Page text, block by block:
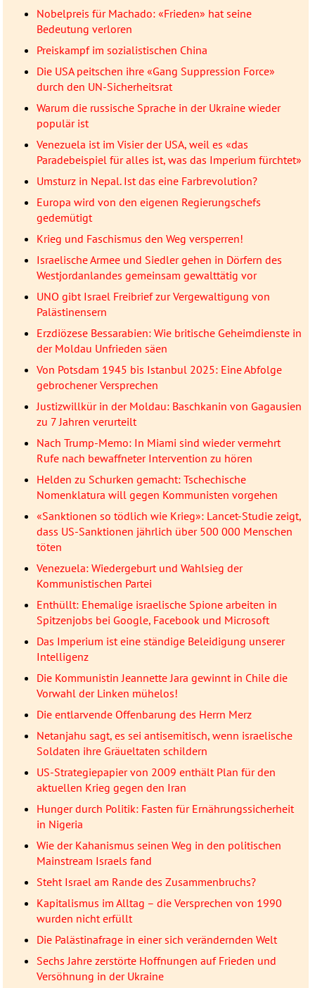
Nobelpreis für Machado: «Frieden» hat seine
Bedeutung verloren
Preiskampf im sozialistischen China
Die USA peitschen ihre «Gang Suppression Force»
durch den UN-Sicherheitsrat
Warum die russische Sprache in der Ukraine wieder
populär ist
Venezuela ist im Visier der USA, weil es «das
Paradebeispiel für alles ist, was das Imperium fürchtet»
Umsturz in Nepal. Ist das eine Farbrevolution?
Europa wird von den eigenen Regierungschefs
gedemütigt
Krieg und Faschismus den Weg versperren!
Israelische Armee und Siedler gehen in Dörfern des
Westjordanlandes gemeinsam gewalttätig vor
UNO gibt Israel Freibrief zur Vergewaltigung von
Palästinensern
Erzdiözese Bessarabien: Wie britische Geheimdienste in
der Moldau Unfrieden säen
Von Potsdam 1945 bis Istanbul 2025: Eine Abfolge
gebrochener Versprechen
Justizwillkür in der Moldau: Baschkanin von Gagausien
zu 7 Jahren verurteilt
Nach Trump-Memo: In Miami sind wieder vermehrt
Rufe nach bewaffneter Intervention zu hören
Helden zu Schurken gemacht: Tschechische
Nomenklatura will gegen Kommunisten vorgehen
«Sanktionen so tödlich wie Krieg»: Lancet-Studie zeigt,
dass US-Sanktionen jährlich über 500 000 Menschen
töten
Venezuela: Wiedergeburt und Wahlsieg der
Kommunistischen Partei
Enthüllt: Ehemalige israelische Spione arbeiten in
Spitzenjobs bei Google, Facebook und Microsoft
Das Imperium ist eine ständige Beleidigung unserer
Intelligenz
Die Kommunistin Jeannette Jara gewinnt in Chile die
Vorwahl der Linken mühelos!
Die entlarvende Offenbarung des Herrn Merz
Netanjahu sagt, es sei antisemitisch, wenn israelische
Soldaten ihre Gräueltaten schildern
US-Strategiepapier von 2009 enthält Plan für den
aktuellen Krieg gegen den Iran
Hunger durch Politik: Fasten für Ernährungssicherheit
in Nigeria
Wie der Kahanismus seinen Weg in den politischen
Mainstream Israels fand
Steht Israel am Rande des Zusammenbruchs?
Kapitalismus im Alltag – die Versprechen von 1990
wurden nicht erfüllt
Die Palästinafrage in einer sich verändernden Welt
Sechs Jahre zerstörte Hoffnungen auf Frieden und
Versöhnung in der Ukraine